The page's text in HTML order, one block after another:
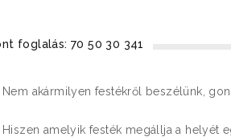
foglalás: 70 50 30 341
Nem akármilyen festékről beszélünk,
Hiszen amelyik festék megállja a helyét